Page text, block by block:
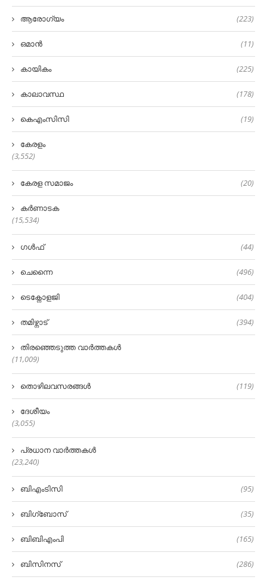
ആരോഗ്യം (223)
ഒമാൻ (11)
കായികം (225)
കാലാവസ്ഥ (178)
കെഎംസിസി (19)
കേരളം
(3,552)
കേരള സമാജം (20)
കർണാടക
(15,534)
ഗൾഫ് (44)
ചെന്നൈ (496)
ടെക്നോളജി (404)
തമിഴ്നാട് (394)
തിരഞ്ഞെടുത്ത വാർത്തകൾ
(11,009)
തൊഴിലവസരങ്ങൾ (119)
ദേശീയം
(3,055)
പ്രധാന വാർത്തകൾ
(23,240)
ബിഎംടിസി (95)
ബിഗ്‌ബോസ് (35)
ബിബിഎംപി (165)
ബിസിനസ് (286)